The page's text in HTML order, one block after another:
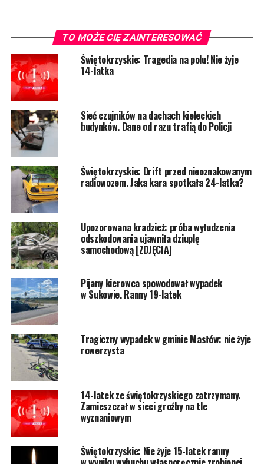
TO MOŻE CIĘ ZAINTERESOWAĆ
Świętokrzyskie: Tragedia na polu! Nie żyje
14-latka
Sieć czujników na dachach kieleckich
budynków. Dane od razu trafią do Policji
Świętokrzyskie: Drift przed nieoznakowanym
radiowozem. Jaka kara spotkała 24-latka?
Upozorowana kradzież: próba wyłudzenia
odszkodowania ujawniła dziuplę
samochodową [ZDJĘCIA]
Pijany kierowca spowodował wypadek
w Sukowie. Ranny 19-latek
Tragiczny wypadek w gminie Masłów: nie żyje
rowerzysta
14-latek ze świętokrzyskiego zatrzymany.
Zamieszczał w sieci groźby na tle
wyznaniowym
Świętokrzyskie: Nie żyje 15-latek ranny